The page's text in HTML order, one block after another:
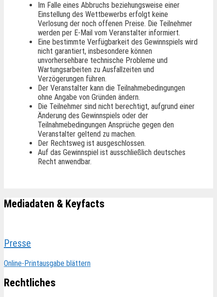
Im Falle eines Abbruchs beziehungsweise einer
Einstellung des Wettbewerbs erfolgt keine
Verlosung der noch offenen Preise. Die Teilnehmer
werden per E-Mail vom Veranstalter informiert.
Eine bestimmte Verfügbarkeit des Gewinnspiels wird
nicht garantiert, insbesondere können
unvorhersehbare technische Probleme und
Wartungsarbeiten zu Ausfallzeiten und
Verzögerungen führen.
Der Veranstalter kann die Teilnahmebedingungen
ohne Angabe von Gründen ändern.
Die Teilnehmer sind nicht berechtigt, aufgrund einer
Änderung des Gewinnspiels oder der
Teilnahmebedingungen Ansprüche gegen den
Veranstalter geltend zu machen.
Der Rechtsweg ist ausgeschlossen.
Auf das Gewinnspiel ist ausschließlich deutsches
Recht anwendbar.
Mediadaten & Keyfacts
Presse
Online-Printausgabe blättern
Rechtliches